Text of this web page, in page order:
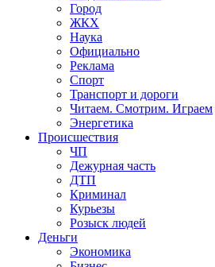
Город
ЖКХ
Наука
Официально
Реклама
Спорт
Транспорт и дороги
Читаем. Смотрим. Играем
Энергетика
Происшествия
ЧП
Дежурная часть
ДТП
Криминал
Курьезы
Розыск людей
Деньги
Экономика